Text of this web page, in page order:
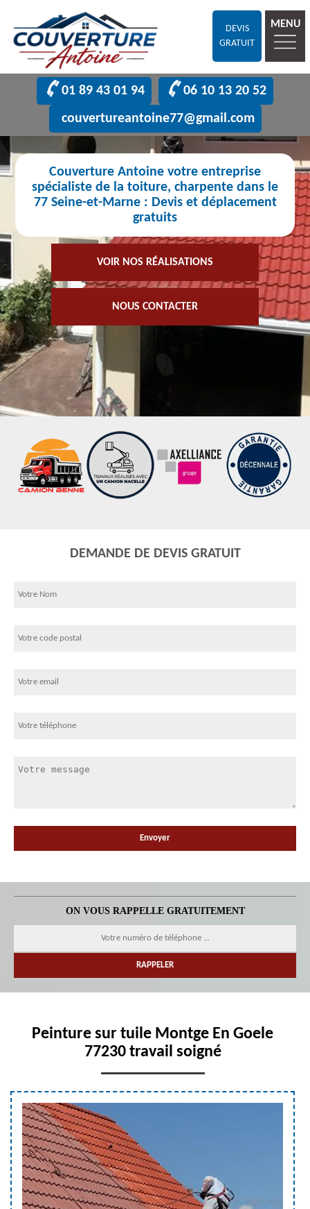
DEVIS
GRATUIT
MENU
01 89 43 01 94
06 10 13 20 52
couvertureantoine77@gmail.com
Couverture Antoine votre entreprise
spécialiste de la toiture, charpente dans le
77 Seine-et-Marne : Devis et déplacement
gratuits
VOIR NOS RÉALISATIONS
NOUS CONTACTER
DEMANDE DE DEVIS GRATUIT
ON VOUS RAPPELLE GRATUITEMENT
Peinture sur tuile Montge En Goele
77230 travail soigné